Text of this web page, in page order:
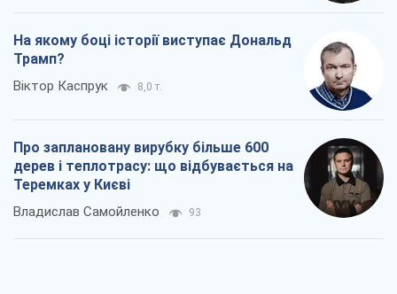
На якому боці історії виступає Дональд
Трамп?
Віктор Каспрук 8,0 т.
Про заплановану вирубку більше 600
дерев і теплотрасу: що відбувається на
Теремках у Києві
Владислав Самойленко 93